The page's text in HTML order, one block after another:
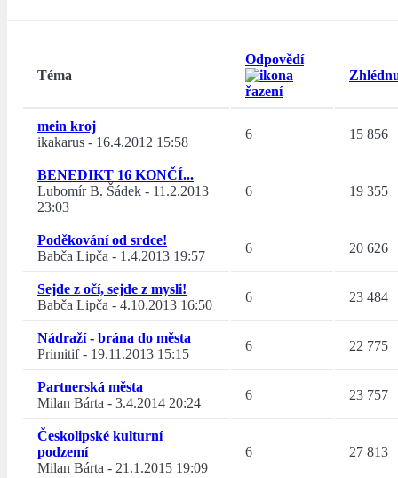
Téma
Odpovědí
mein kroj
ikakarus - 16.4.2012 15:58
6 15 856
BENEDIKT 16 KONČÍ...
Lubomír B. Šádek - 11.2.2013
23:03
6 19 355
Poděkování od srdce!
Babča Lipča - 1.4.2013 19:57
6 20 626
Sejde z očí, sejde z mysli!
Babča Lipča - 4.10.2013 16:50
6 23 484
Nádraží - brána do města
Primitif- 19.11.2013 15:15
6 22 775
Partnerská města
Milan Bárta - 3.4.2014 20:24
6 23 757
Českolipské kulturní
podzemí
Milan Bárta - 21.1.2015 19:09
6 27 813